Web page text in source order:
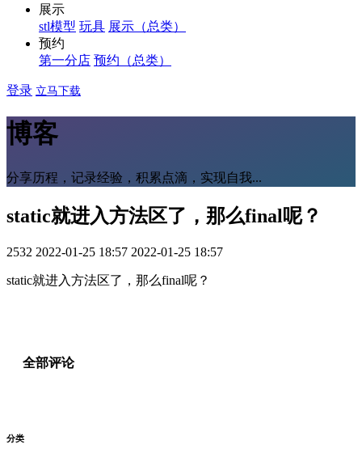
展示
stl模型 玩具 展示（总类）
预约
第一分店 预约（总类）
登录 立马下载
博客
分享历程，记录经验，积累点滴，实现自我...
static就进入方法区了，那么final呢？
2532 2022-01-25 18:57 2022-01-25 18:57
static就进入方法区了，那么final呢？
全部评论
分类